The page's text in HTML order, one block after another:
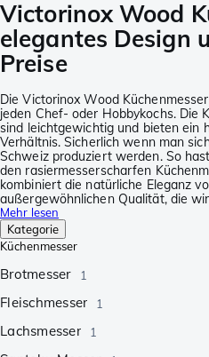
Victorinox Wood
elegantes Design
Preise
Die Victorinox Wood
jeden Chef- oder Hobbykochs. Die
sind leichtgewichtig und bieten ein
Verhältnis. Sicherlich wenn man
Schweiz produziert werden. So
den rasiermesserscharfen
kombiniert die natürliche Eleganz
außergewöhnlichen Qualität, die
Mehr lesen
Kategorie
Küchenmesser
Brotmesser 1
Fleischmesser 1
Lachsmesser 1